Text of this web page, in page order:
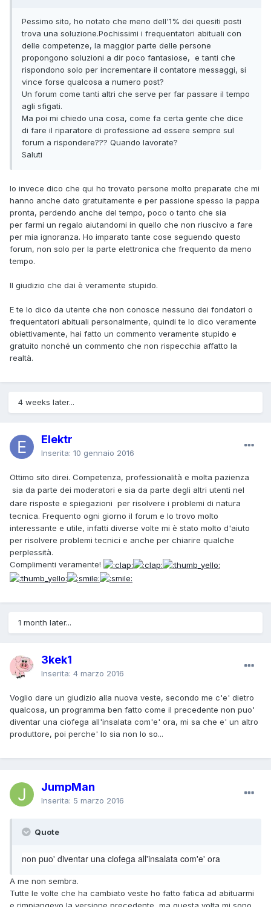
Pessimo sito, ho notato che meno dell'1% dei quesiti posti
trova una soluzione.Pochissimi i frequentatori abituali con
delle competenze, la maggior parte delle persone
propongono soluzioni a dir poco fantasiose, e tanti che
rispondono solo per incrementare il contatore messaggi, si
vince forse qualcosa a numero post?
Un forum come tanti altri che serve per far passare il tempo
agli sfigati.
Ma poi mi chiedo una cosa, come fa certa gente che dice
di fare il riparatore di professione ad essere sempre sul
forum a rispondere??? Quando lavorate?
Saluti
Io invece dico che qui ho trovato persone molto preparate che mi
hanno anche dato gratuitamente e per passione spesso la pappa
pronta, perdendo anche del tempo, poco o tanto che sia
per farmi un regalo aiutandomi in quello che non riuscivo a fare
per mia ignoranza. Ho imparato tante cose seguendo questo
forum, non solo per la parte elettronica che frequento da meno
tempo.
Il giudizio che dai è veramente stupido.
E te lo dico da utente che non conosce nessuno dei fondatori o
frequentatori abituali personalmente, quindi te lo dico veramente
obiettivamente, hai fatto un commento veramente stupido e
gratuito nonché un commento che non rispecchia affatto la
realtà.
4 weeks later...
Elektr
Inserita: 10 gennaio 2016
Ottimo sito direi. Competenza, professionalità e molta pazienza
sia da parte dei moderatori e sia da parte degli altri utenti nel
dare risposte e spiegazioni per risolvere i problemi di natura
tecnica. Frequento ogni giorno il forum e lo trovo molto
interessante e utile, infatti diverse volte mi è stato molto d'aiuto
per risolvere problemi tecnici e anche per chiarire qualche
perplessità.
Complimenti veramente!
1 month later...
3kek1
Inserita: 4 marzo 2016
Voglio dare un giudizio alla nuova veste, secondo me c'e' dietro
qualcosa, un programma ben fatto come il precedente non puo'
diventar una ciofega all'insalata com'e' ora, mi sa che e' un altro
produttore, poi perche' lo sia non lo so...
JumpMan
Inserita: 5 marzo 2016
Quote
non puo' diventar una ciofega all'insalata com'e' ora
A me non sembra.
Tutte le volte che ha cambiato veste ho fatto fatica ad abituarmi